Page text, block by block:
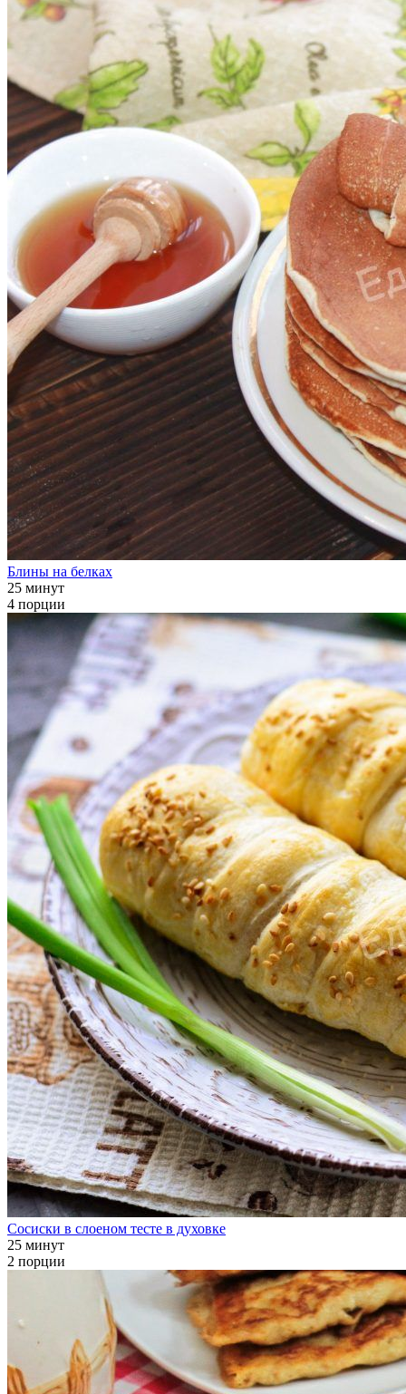
Блины на белках
25 минут
4 порции
Сосиски в слоеном тесте в духовке
25 минут
2 порции